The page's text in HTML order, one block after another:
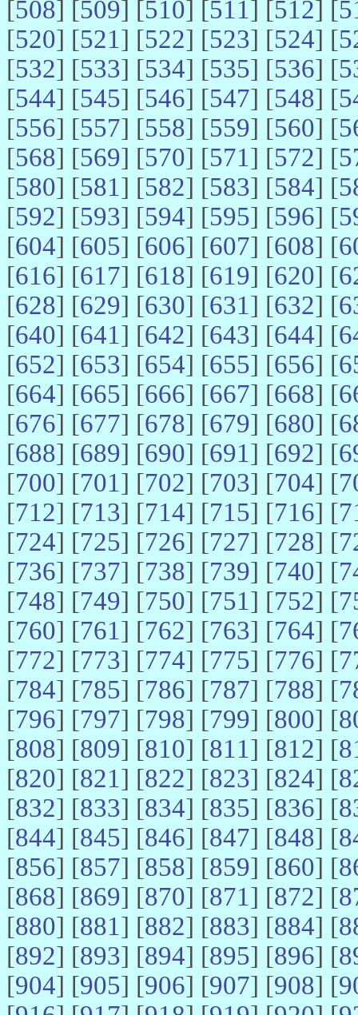
[508] [509] [510] [511] [512] [
[520] [521] [522] [523] [524] [
[532] [533] [534] [535] [536] [
[544] [545] [546] [547] [548] [
[556] [557] [558] [559] [560] [
[568] [569] [570] [571] [572] [
[580] [581] [582] [583] [584] [
[592] [593] [594] [595] [596] [
[604] [605] [606] [607] [608] [
[616] [617] [618] [619] [620] [
[628] [629] [630] [631] [632] [
[640] [641] [642] [643] [644] [
[652] [653] [654] [655] [656] [
[664] [665] [666] [667] [668] [
[676] [677] [678] [679] [680] [
[688] [689] [690] [691] [692] [
[700] [701] [702] [703] [704] [
[712] [713] [714] [715] [716] [
[724] [725] [726] [727] [728] [
[736] [737] [738] [739] [740] [
[748] [749] [750] [751] [752] [
[760] [761] [762] [763] [764] [
[772] [773] [774] [775] [776] [
[784] [785] [786] [787] [788] [
[796] [797] [798] [799] [800] [
[808] [809] [810] [811] [812] [
[820] [821] [822] [823] [824] [
[832] [833] [834] [835] [836] [
[844] [845] [846] [847] [848] [
[856] [857] [858] [859] [860] [
[868] [869] [870] [871] [872] [
[880] [881] [882] [883] [884] [
[892] [893] [894] [895] [896] [
[904] [905] [906] [907] [908] [